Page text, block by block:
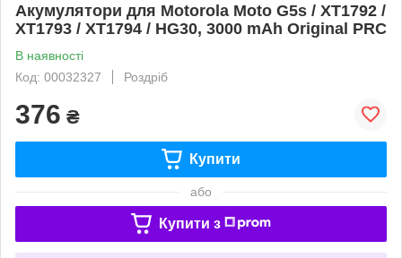
Акумулятори для Motorola Moto G5s / XT1792 /
XT1793 / XT1794 / HG30, 3000 mAh Original PRC
В наявності
Код: 00032327
Роздріб
376 ₴
Купити
або
Купити з